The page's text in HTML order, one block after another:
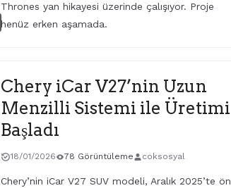
Thrones yan hikayesi üzerinde çalışıyor. Proje
henüz erken aşamada.
Chery iCar V27’nin Uzun
Menzilli Sistemi ile Üretimi
Başladı
18/01/2026 78 Görüntüleme coksosyal
Chery’nin iCar V27 SUV modeli, Aralık 2025’te ön